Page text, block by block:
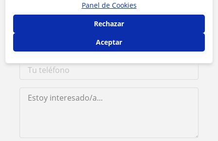
Panel de Cookies
Rechazar
Aceptar